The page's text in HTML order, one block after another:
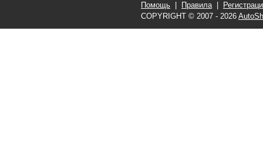
Помощь Правила|
COPYRIGHT © 2007 - 2026